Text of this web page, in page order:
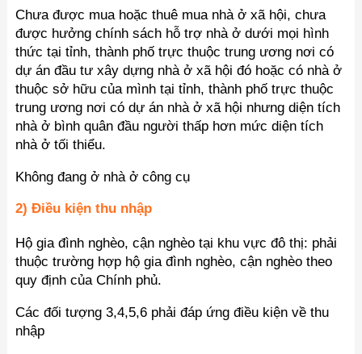
Chưa được mua hoặc thuê mua nhà ở xã hội, chưa
được hưởng chính sách hỗ trợ nhà ở dưới mọi hình
thức tại tỉnh, thành phố trực thuộc trung ương nơi có
dự án đầu tư xây dựng nhà ở xã hội đó hoặc có nhà ở
thuộc sở hữu của mình tại tỉnh, thành phố trực thuộc
trung ương nơi có dự án nhà ở xã hội nhưng diện tích
nhà ở bình quân đầu người thấp hơn mức diện tích
nhà ở tối thiểu.
Không đang ở nhà ở công cụ
2) Điều kiện thu nhập
Hộ gia đình nghèo, cận nghèo tại khu vực đô thị: phải
thuộc trường hợp hộ gia đình nghèo, cận nghèo theo
quy định của Chính phủ.
Các đối tượng 3,4,5,6 phải đáp ứng điều kiện về thu
nhập